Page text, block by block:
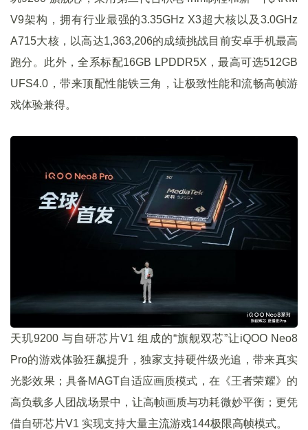
V9架构，拥有行业最强的3.35GHz X3超大核以及3.0GHz
A715大核，以高达1,363,206的成绩挑战目前安卓手机最高
跑分。此外，全系标配16GB LPDDR5X，最高可选512GB
UFS4.0，带来顶配性能铁三角，让极致性能和流畅高帧游
戏体验兼得。
天玑9200 与自研芯片V1 组成的“旗舰双芯”让iQOO Neo8
Pro的游戏体验狂飙提升，独家支持硬件级光追，带来真实
光影效果；具备MAGT自适应画质模式，在《王者荣耀》的
高负载多人团战场景中，让高帧画质与功耗微妙平衡；更凭
借自研芯片V1 实现支持大量主流游戏144极限高帧模式。